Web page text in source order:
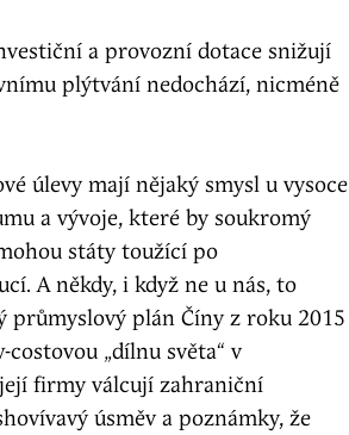
a provozní dotace snižují
plýtvání nedochází, nicméně
úlevy mají nějaký smysl u vysoce
a vývoje, které by soukromý
státy toužící po
A někdy, i když ne u nás, to
průmyslový plán Číny z roku 2015
„dílnu světa“ v
firmy válcují zahraniční
úsměv a poznámky, že